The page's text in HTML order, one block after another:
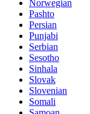
Norwegian
Pashto
Persian
Punjabi
Serbian
Sesotho
Sinhala
Slovak
Slovenian
Somali